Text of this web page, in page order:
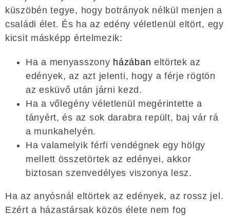
küszöbén tegye, hogy botrányok nélkül menjen a
családi élet. És ha az edény véletlenül eltört, egy
kicsit másképp értelmezik:
Ha a menyasszony házában eltörtek az
edények, az azt jelenti, hogy a férje rögtön
az esküvő után járni kezd.
Ha a vőlegény véletlenül megérintette a
tányért, és az sok darabra repült, baj vár rá
a munkahelyén.
Ha valamelyik férfi vendégnek egy hölgy
mellett összetörtek az edényei, akkor
biztosan szenvedélyes viszonya lesz.
Ha az anyósnál eltörtek az edények, az rossz jel.
Ezért a házastársak közös élete nem fog